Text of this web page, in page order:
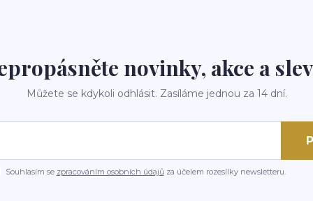
novinky, akce a
Můžete se kdykoli odhlásit. Zasíláme jednou za 14 dní.
Souhlasím se zpracováním osobních údajůza účelem rozesílky newsletteru.